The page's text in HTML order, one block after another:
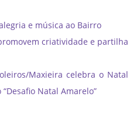
e música ao Bairro
criatividade e partilha
Maxieira celebra o Natal
Natal Amarelo”